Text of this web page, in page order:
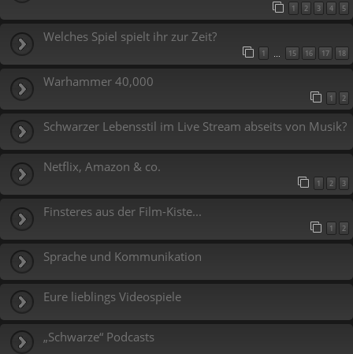
1 2 3 4 5
Welches Spiel spielt ihr zur Zeit?
1 … 15 16 17 18
Warhammer 40,000
1 2
Schwarzer Lebensstil im Live Stream abseits von Musik?
Netflix, Amazon & co.
1 2 3
Finsteres aus der Film-Kiste...
1 2
Sprache und Kommunikation
Eure lieblings Videospiele
„Schwarze“ Podcasts